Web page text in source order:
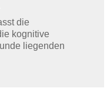
die
kognitive
liegenden